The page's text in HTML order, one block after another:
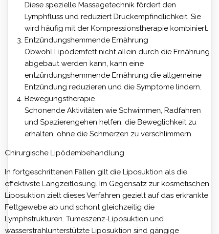
Diese spezielle Massagetechnik fördert den
Lymphfluss und reduziert Druckempfindlichkeit. Sie
wird häufig mit der Kompressionstherapie kombiniert.
Entzündungshemmende Ernährung
Obwohl Lipödemfett nicht allein durch die Ernährung
abgebaut werden kann, kann eine
entzündungshemmende Ernährung die allgemeine
Entzündung reduzieren und die Symptome lindern.
Bewegungstherapie
Schonende Aktivitäten wie Schwimmen, Radfahren
und Spazierengehen helfen, die Beweglichkeit zu
erhalten, ohne die Schmerzen zu verschlimmern.
Chirurgische Lipödembehandlung
In fortgeschrittenen Fällen gilt die Liposuktion als die
effektivste Langzeitlösung. Im Gegensatz zur kosmetischen
Liposuktion zielt dieses Verfahren gezielt auf das erkrankte
Fettgewebe ab und schont gleichzeitig die
Lymphstrukturen. Tumeszenz-Liposuktion und
wasserstrahlunterstützte Liposuktion sind gängige